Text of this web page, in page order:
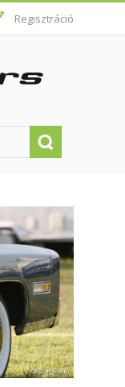
Regisztráció